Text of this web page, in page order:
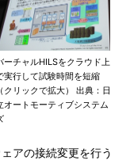
ーチャルHILSをクラウド上
実行して試験時間を短縮
（クリックで拡大） 出典：日
オートモーティブシステム
アの接続変更を行う